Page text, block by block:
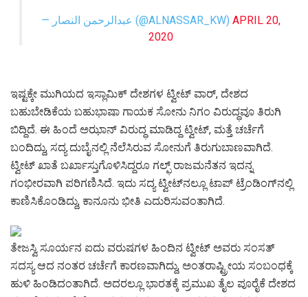
— عبدالرحمن النصار (@ALNASSAR_KW) APRIL 20,
2020
ಇಷ್ಟಕ್ಕೇ ಮುಗಿಯದ ಇಸ್ಲಾಮಿಕ್‌ ದೇಶಗಳ ಟ್ವೀಟ್‌ ವಾರ್‌, ದೇಶದ
ಬಹುಬೇಡಿಕೆಯ ಬಹುಭಾಷಾ ಗಾಯಕ ಸೋನು ನಿಗಂ ವಿರುದ್ಧವೂ ತಿರುಗಿ
ಬಿದ್ದಿದೆ. ಈ ಹಿಂದೆ ಅಝಾನ್‌ ವಿರುದ್ಧ ಮಾಡಿದ್ದ ಟ್ವೀಟ್‌, ಮತ್ತೆ ಚರ್ಚೆಗೆ
ಬಂದಿದ್ದು, ಸದ್ಯ ದುಬೈನಲ್ಲಿ ನೆಲೆಸಿರುವ ಸೋನುಗೆ ತಿರುಗುಬಾಣವಾಗಿದೆ.
ಟ್ವೀಟ್‌ ಖಾತೆ ಬರ್ಖಾಸ್ತುಗೊಳಿಸಿದ್ದರೂ ಗಲ್ಫ್‌ ರಾಜಮನೆತನ ಇದನ್ನ
ಗಂಭೀರವಾಗಿ ಪರಿಗಣಿಸಿದೆ. ಇದು ಸದ್ಯ ಟ್ವೀಟ್‌ನಲ್ಲೂ ಟಾಪ್‌ ಟ್ರೆಂಡಿಂಗ್‌ನಲ್ಲಿ
ಕಾಣಿಸಿಕೊಂಡಿದ್ದು, ಕಾನೂನು ಭೀತಿ ಎದುರಿಸುವಂತಾಗಿದೆ.
ತೇಜಸ್ವಿ ಸೂರ್ಯನ ಐದು ವರುಷಗಳ ಹಿಂದಿನ ಟ್ವೀಟ್ ಅವರು ಸಂಸತ್‌
ಸದಸ್ಯ ಆದ ನಂತರ ಚರ್ಚೆಗೆ ಕಾರಣವಾಗಿದ್ದು, ಅಂತರಾಷ್ಟ್ರೀಯ ಸಂಬಂಧಕ್ಕೆ
ಹುಳಿ ಹಿಂಡಿದಂತಾಗಿದೆ. ಅದರಲ್ಲೂ ಭಾರತಕ್ಕೆ ಪ್ರಮುಖ ತೈಲ ಪೂರೈಕೆ ದೇಶದ